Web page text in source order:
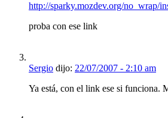
http://sparky.mozdev.org/no_wrap/
proba con ese link
Sergio dijo: 22/07/2007 - 2:10 am
Ya está, con el link ese si funciona.